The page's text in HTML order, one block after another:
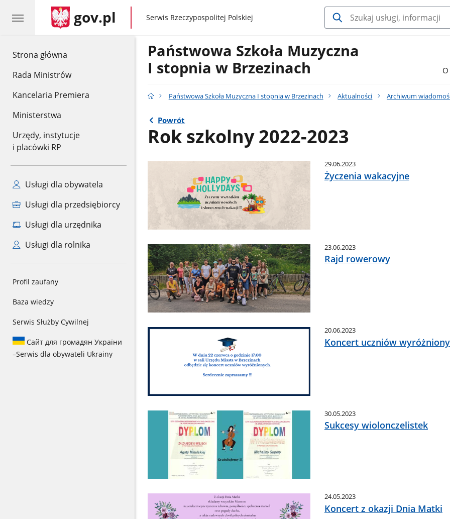
Strona główna
Rada Ministrów
Kancelaria Premiera
Ministerstwa
Urzędy, instytucje
i placówki RP
Usługi dla obywatela
Usługi dla przedsiębiorcy
Usługi dla urzędnika
Usługi dla rolnika
Profil zaufany
Baza wiedzy
Serwis Służby Cywilnej
Сайт для громадян України
–Serwis dla obywateli Ukrainy
gov.pl gov.pl
Serwis Rzeczypospolitej Polskiej
Państwowa Szkoła Muzyczna
I stopnia w Brzezinach
Państwowa Szkoła Muzyczna I stopnia w Brzezinach Aktualności Archiwum
Powrót
Rok szkolny 2022-2023
29.06.2023
Życzenia wakacyjne
23.06.2023
Rajd rowerowy
20.06.2023
Koncert uczniów
30.05.2023
Sukcesy wiolonczelistek
24.05.2023
Koncert z okazji Dnia Matki